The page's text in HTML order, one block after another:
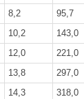
8,2 95,7
10,2 143,0
12,0 221,0
13,8 297,0
14,3 318,0